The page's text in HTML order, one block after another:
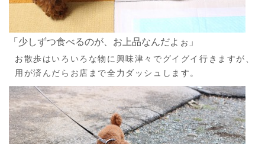
「少しずつ食べるのが、お上品なんだよぉ」
お散歩はいろいろな物に興味津々でグイグイ行きますが、
用が済んだらお店まで全力ダッシュします。